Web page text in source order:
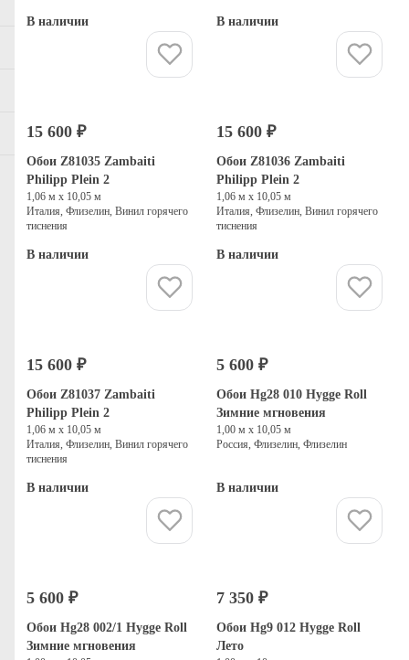
В наличии В наличии
15 600 ₽
Обои Z81035 Zambaiti
Philipp Plein 2
1,06 м х 10,05 м
Италия, Флизелин, Винил горячего
тиснения
В наличии
15 600 ₽
Обои Z81036 Zambaiti
Philipp Plein 2
1,06 м х 10,05 м
Италия, Флизелин, Винил горячего
тиснения
В наличии
15 600 ₽
Обои Z81037 Zambaiti
Philipp Plein 2
1,06 м х 10,05 м
Италия, Флизелин, Винил горячего
тиснения
В наличии
5 600 ₽
Обои Hg28 010 Hygge Roll
Зимние мгновения
1,00 м х 10,05 м
Россия, Флизелин, Флизелин
В наличии
5 600 ₽
Обои Hg28 002/1 Hygge Roll
Зимние мгновения
7 350 ₽
Обои Hg9 012 Hygge Roll
Лето